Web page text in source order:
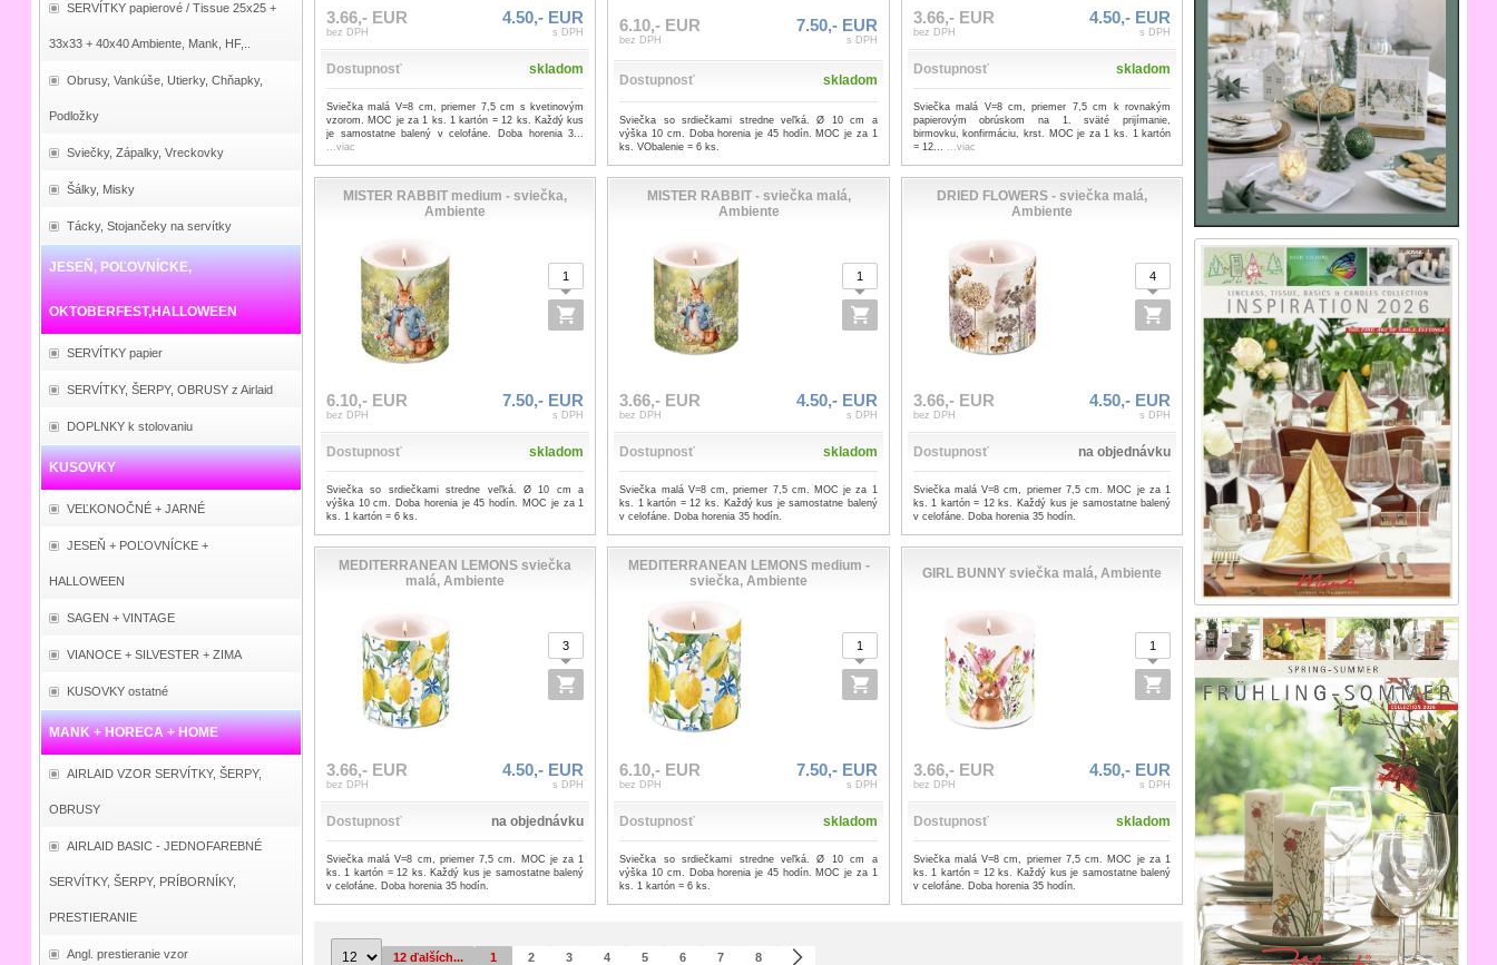
SERVÍTKY papierové / Tissue 25x25 +
33x33 + 40x40 Ambiente, Mank, HF,..
Obrusy, Vankúše, Utierky, Chňapky,
Podložky
Sviečky, Zápalky, Vreckovky
Šálky, Misky
Tácky, Stojančeky na servítky
JESEŇ, POĽOVNÍCKE,
OKTOBERFEST,HALLOWEEN
SERVÍTKY papier
SERVÍTKY, ŠERPY, OBRUSY z Airlaid
DOPLNKY k stolovaniu
KUSOVKY
VEĽKONOČNÉ + JARNÉ
JESEŇ + POĽOVNÍCKE +
HALLOWEEN
SAGEN + VINTAGE
VIANOCE + SILVESTER + ZIMA
KUSOVKY ostatné
MANK + HORECA + HOME
AIRLAID VZOR SERVÍTKY, ŠERPY,
OBRUSY
AIRLAID BASIC - JEDNOFAREBNÉ
SERVÍTKY, ŠERPY, PRÍBORNÍKY,
PRESTIERANIE
Angl. prestieranie vzor
3.66,- EUR
bez DPH
4.50,- EUR
s DPH
Dostupnosť skladom
Sviečka malá V=8 cm, priemer 7,5 cm s kvetinovým
vzorom. MOC je za 1 ks. 1 kartón = 12 ks. Každý kus
je samostatne balený v celofáne. Doba horenia 3...
...viac
6.10,- EUR
bez DPH
7.50,- EUR
s DPH
Dostupnosť skladom
Sviečka so srdiečkami stredne veľká. Ø 10 cm a
výška 10 cm. Doba horenia je 45 hodín. MOC je za 1
ks. VObalenie = 6 ks.
3.66,- EUR
bez DPH
4.50,- EUR
s DPH
Dostupnosť skladom
Sviečka malá V=8 cm, priemer 7,5 cm k rovnakým
papierovým obrúskom na 1. sväté prijímanie,
birmovku, konfirmáciu, krst. MOC je za 1 ks. 1 kartón
= 12... ...viac
MISTER RABBIT medium - sviečka,
Ambiente
6.10,- EUR
bez DPH
7.50,- EUR
s DPH
Dostupnosť skladom
Sviečka so srdiečkami stredne veľká. Ø 10 cm a
výška 10 cm. Doba horenia je 45 hodín. MOC je za 1
ks. 1 kartón = 6 ks.
MISTER RABBIT - sviečka malá,
Ambiente
3.66,- EUR
bez DPH
4.50,- EUR
s DPH
Dostupnosť skladom
Sviečka malá V=8 cm, priemer 7,5 cm. MOC je za 1
ks. 1 kartón = 12 ks. Každý kus je samostatne balený
v celofáne. Doba horenia 35 hodín.
DRIED FLOWERS - sviečka malá,
Ambiente
3.66,- EUR
bez DPH
4.50,- EUR
s DPH
Dostupnosť na objednávku
Sviečka malá V=8 cm, priemer 7,5 cm. MOC je za 1
ks. 1 kartón = 12 ks. Každý kus je samostatne balený
v celofáne. Doba horenia 35 hodín.
MEDITERRANEAN LEMONS sviečka
malá, Ambiente
3.66,- EUR
bez DPH
4.50,- EUR
s DPH
Dostupnosť na objednávku
Sviečka malá V=8 cm, priemer 7,5 cm. MOC je za 1
ks. 1 kartón = 12 ks. Každý kus je samostatne balený
v celofáne. Doba horenia 35 hodín.
MEDITERRANEAN LEMONS medium -
sviečka, Ambiente
6.10,- EUR
bez DPH
7.50,- EUR
s DPH
Dostupnosť skladom
Sviečka so srdiečkami stredne veľká. Ø 10 cm a
výška 10 cm. Doba horenia je 45 hodín. MOC je za 1
ks. 1 kartón = 6 ks.
GIRL BUNNY sviečka malá, Ambiente
3.66,- EUR
bez DPH
4.50,- EUR
s DPH
Dostupnosť skladom
Sviečka malá V=8 cm, priemer 7,5 cm. MOC je za 1
ks. 1 kartón = 12 ks. Každý kus je samostatne balený
v celofáne. Doba horenia 35 hodín.
12 ďalších... 1 2 3 4 5 6 7 8